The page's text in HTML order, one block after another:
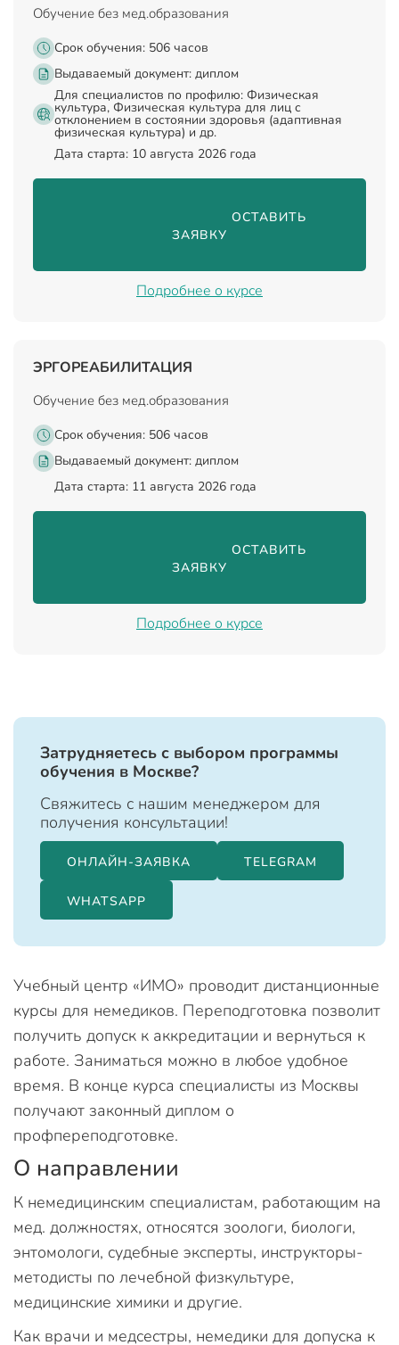
Обучение без мед.образования
Срок обучения: 506 часов
Выдаваемый документ: диплом
Для специалистов по профилю: Физическая
культура, Физическая культура для лиц с
отклонением в состоянии здоровья (адаптивная
физическая культура) и др.
Дата старта: 10 августа 2026 года
                                ОСТАВИТЬ
ЗАЯВКУ
Подробнее о курсе
ЭРГОРЕАБИЛИТАЦИЯ
Обучение без мед.образования
Срок обучения: 506 часов
Выдаваемый документ: диплом
Дата старта: 11 августа 2026 года
                                ОСТАВИТЬ
ЗАЯВКУ
Подробнее о курсе
Затрудняетесь с выбором программы
обучения в Москве?
Свяжитесь с нашим менеджером для
получения консультации!
ОНЛАЙН-ЗАЯВКА TELEGRAM
WHATSAPP
Учебный центр «ИМО» проводит дистанционные
курсы для немедиков. Переподготовка позволит
получить допуск к аккредитации и вернуться к
работе. Заниматься можно в любое удобное
время. В конце курса специалисты из Москвы
получают законный диплом о
профпереподготовке.
О направлении
К немедицинским специалистам, работающим на
мед. должностях, относятся зоологи, биологи,
энтомологи, судебные эксперты, инструкторы-
методисты по лечебной физкультуре,
медицинские химики и другие.
Как врачи и медсестры, немедики для допуска к